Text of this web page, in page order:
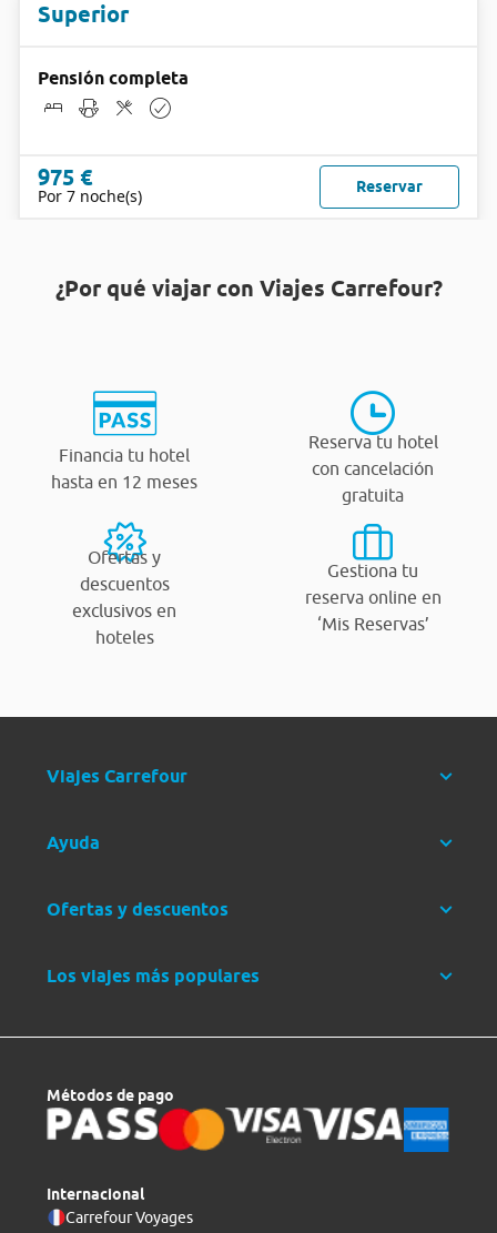
Superior
Pensión completa
975 €
Por 7 noche(s) Reservar
¿Por qué viajar con Viajes Carrefour?
Financia tu hotel
hasta en 12 meses
Reserva tu hotel
con cancelación
gratuita
Ofertas y
descuentos
exclusivos en
hoteles
Gestiona tu
reserva online en
‘Mis Reservas’
Viajes Carrefour
Ayuda
Ofertas y descuentos
Los viajes más populares
Métodos de pago
Internacional
Carrefour Voyages